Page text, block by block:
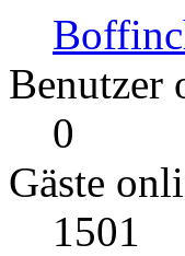
Benutzer
0
Gäste
1501